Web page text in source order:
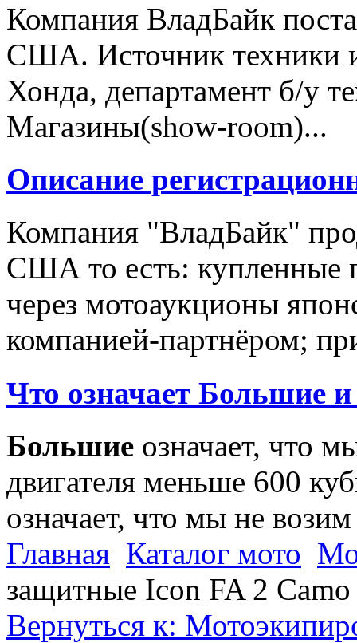
Компания ВладБайк
США. Источник техники
Хонда, департамент б/у
Магазины(show-room)...
Описание
Компания "ВладБайк"
США то есть: купленные
через мотоаукционы
компанией-партнёром;
Что означает Большие
Большие означает, что
двигателя меньше 600
означает, что мы не
Главная Каталог мото
защитные Icon FA 2
Вернуться к: